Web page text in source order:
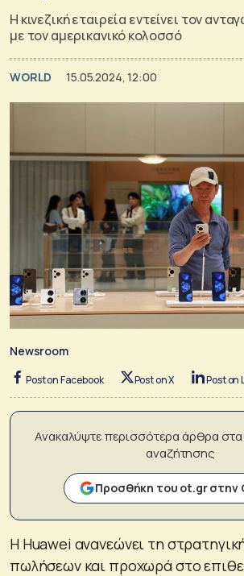
Η κινεζική εταιρεία εντείνει τον
με τον αμερικανικό κολοσσό
WORLD 15.05.2024, 12:00
Newsroom
Post on Facebook Post on X Post on
Ανακαλύψτε περισσότερα άρθρα
αναζήτησης
Προσθήκη του ot.gr στην
Η Huawei ανανεώνει τη
πωλήσεων και προχωρά στο